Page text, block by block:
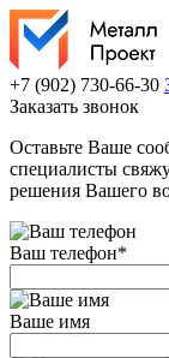
+7 (902) 730-66-30
Заказать звонок
Оставьте Ваше
специалисты
решения Вашего
Ваш телефон*
Ваше имя